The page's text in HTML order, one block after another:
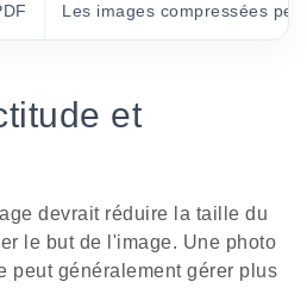
Les images compressées
et
devrait réduire la taille du
le but de l'image. Une photo
peut généralement gérer plus